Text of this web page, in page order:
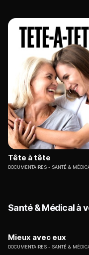
Tête à tête
DOCUMENTAIRES SANTÉ &
Santé & Médical à
Mieux avec eux
DOCUMENTAIRES SANTÉ &